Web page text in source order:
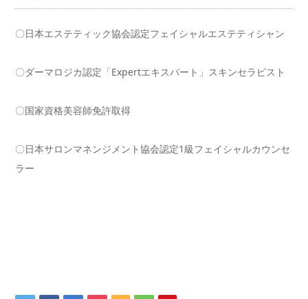
〇日本エステティック協会認定フェイシャルエステティシャン
〇ダーマロジカ認定「Expertエキスパート」スキンセラピスト
〇国家資格美容師免許取得
〇日本サロンマネンジメント協会認定1級フェイシャルカウンセ
ラー